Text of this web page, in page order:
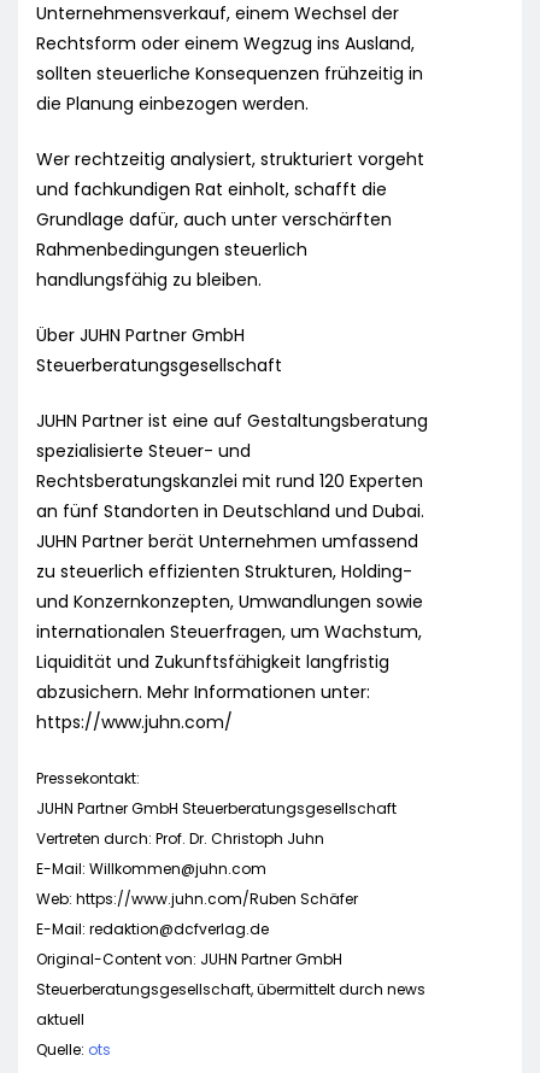
Unternehmensverkauf, einem Wechsel der
Rechtsform oder einem Wegzug ins Ausland,
sollten steuerliche Konsequenzen frühzeitig in
die Planung einbezogen werden.
Wer rechtzeitig analysiert, strukturiert vorgeht
und fachkundigen Rat einholt, schafft die
Grundlage dafür, auch unter verschärften
Rahmenbedingungen steuerlich
handlungsfähig zu bleiben.
Über JUHN Partner GmbH
Steuerberatungsgesellschaft
JUHN Partner ist eine auf Gestaltungsberatung
spezialisierte Steuer- und
Rechtsberatungskanzlei mit rund 120 Experten
an fünf Standorten in Deutschland und Dubai.
JUHN Partner berät Unternehmen umfassend
zu steuerlich effizienten Strukturen, Holding-
und Konzernkonzepten, Umwandlungen sowie
internationalen Steuerfragen, um Wachstum,
Liquidität und Zukunftsfähigkeit langfristig
abzusichern. Mehr Informationen unter:
https://www.juhn.com/
Pressekontakt:
JUHN Partner GmbH Steuerberatungsgesellschaft
Vertreten durch: Prof. Dr. Christoph Juhn
E-Mail: Willkommen@juhn.com
Web: https://www.juhn.com/Ruben Schäfer
E-Mail: redaktion@dcfverlag.de
Original-Content von: JUHN Partner GmbH
Steuerberatungsgesellschaft, übermittelt durch news
aktuell
Quelle: ots